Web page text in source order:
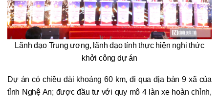
Lãnh đạo Trung ương, lãnh đạo tỉnh thực hiện nghi thức
khởi công dự án
Dự án có chiều dài khoảng 60 km, đi qua địa bàn 9 xã của
tỉnh Nghệ An; được đầu tư với quy mô 4 làn xe hoàn chỉnh,